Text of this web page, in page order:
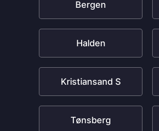
Bergen
Halden
Kristiansand S
Tønsberg